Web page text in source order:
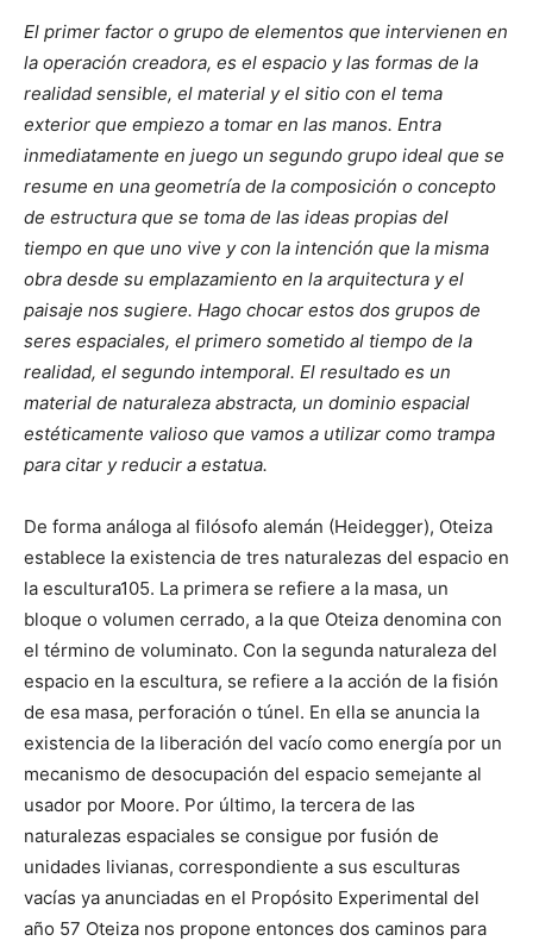
El primer factor o grupo de elementos que intervienen en
la operación creadora, es el espacio y las formas de la
realidad sensible, el material y el sitio con el tema
exterior que empiezo a tomar en las manos. Entra
inmediatamente en juego un segundo grupo ideal que se
resume en una geometría de la composición o concepto
de estructura que se toma de las ideas propias del
tiempo en que uno vive y con la intención que la misma
obra desde su emplazamiento en la arquitectura y el
paisaje nos sugiere. Hago chocar estos dos grupos de
seres espaciales, el primero sometido al tiempo de la
realidad, el segundo intemporal. El resultado es un
material de naturaleza abstracta, un dominio espacial
estéticamente valioso que vamos a utilizar como trampa
para citar y reducir a estatua.
De forma análoga al filósofo alemán (Heidegger), Oteiza
establece la existencia de tres naturalezas del espacio en
la escultura105. La primera se refiere a la masa, un
bloque o volumen cerrado, a la que Oteiza denomina con
el término de voluminato. Con la segunda naturaleza del
espacio en la escultura, se refiere a la acción de la fisión
de esa masa, perforación o túnel. En ella se anuncia la
existencia de la liberación del vacío como energía por un
mecanismo de desocupación del espacio semejante al
usador por Moore. Por último, la tercera de las
naturalezas espaciales se consigue por fusión de
unidades livianas, correspondiente a sus esculturas
vacías ya anunciadas en el Propósito Experimental del
año 57 Oteiza nos propone entonces dos caminos para